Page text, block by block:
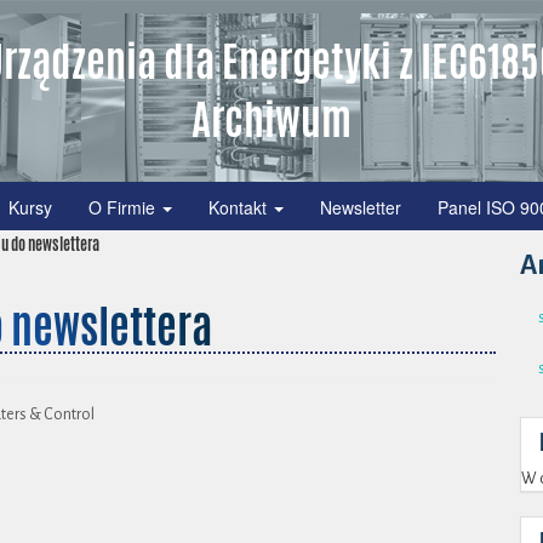
dla Energetyki z
Archiwum
Kursy O Firmie Kontakt Newsletter Panel ISO
do newslettera
newslettera
& Control
W